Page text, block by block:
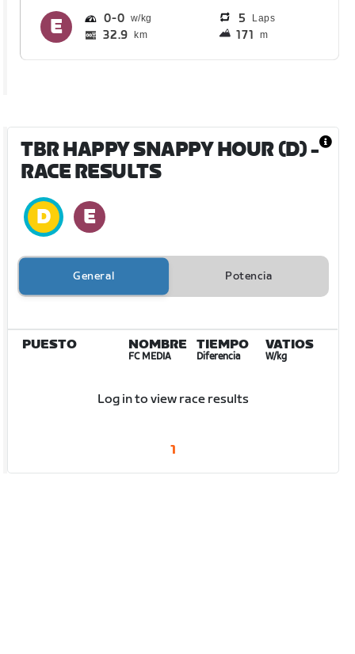
0 0 5 Laps
32.9 km 171 m
TBR HAPPY SNAPPY HOUR (D)-
RACE RESULTS
General Potencia
PUESTO NOMBRE
FC MEDIA
TIEMPO
Diferencia
VATIOS
W/kg
Log in to view race results
1